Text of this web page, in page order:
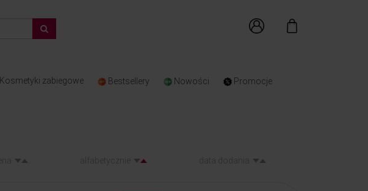
Kosmetyki zabiegowe Bestsellery Nowości Promocje
alfabetycznie data dodania